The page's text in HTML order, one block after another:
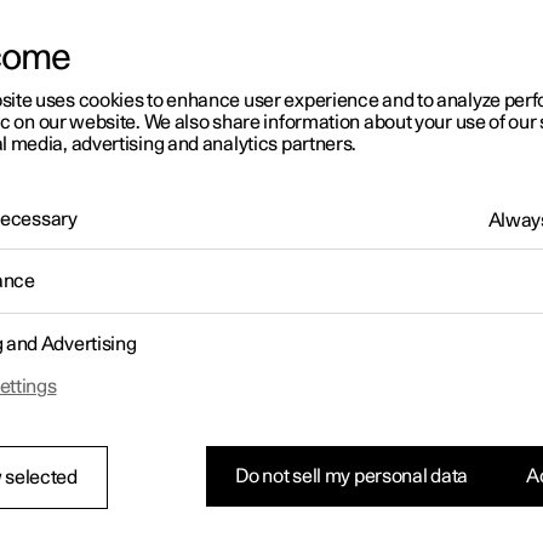
uses cookies to enhance user experience and to analyze
on our website. We also share information about your use of our
media, advertising and analytics partners.
and Advertising
selected Do not sell my personal data